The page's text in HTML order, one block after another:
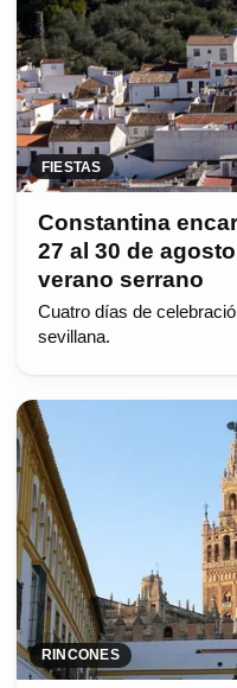
FIESTAS
Constantina
27 al 30 de
verano serrano
Cuatro días de
sevillana.
RINCONES